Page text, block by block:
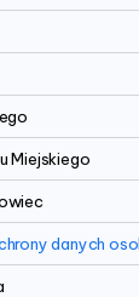
Miejskiego
danych